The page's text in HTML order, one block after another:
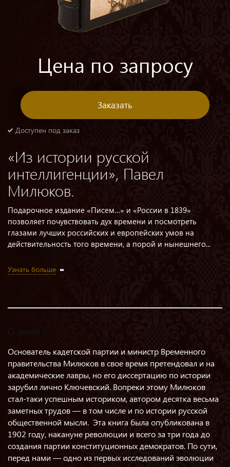
Доступен под заказ
«Из истории русской
интеллигенции», Павел
Милюков.
Подарочное издание «Писем…» и «России в 1839»
позволяет почувствовать дух времени и посмотреть
глазами лучших российских и европейских умов на
действительность того времени, а порой и нынешнего...
Узнать больше
Цена по запросу
Заказать
Основатель кадетской партии и министр Временного
правительства Милюков в свое время претендовал и на
академические лавры, но его диссертацию по истории
зарубил лично Ключевский. Вопреки этому Милюков
стал-таки успешным историком, автором десятка весьма
заметных трудов — в том числе и по истории русской
общественной мысли. Эта книга была опубликована в
1902 году, накануне революции и всего за три года до
создания партии конституционных демократов. По сути,
перед нами — одно из первых исследований эволюции